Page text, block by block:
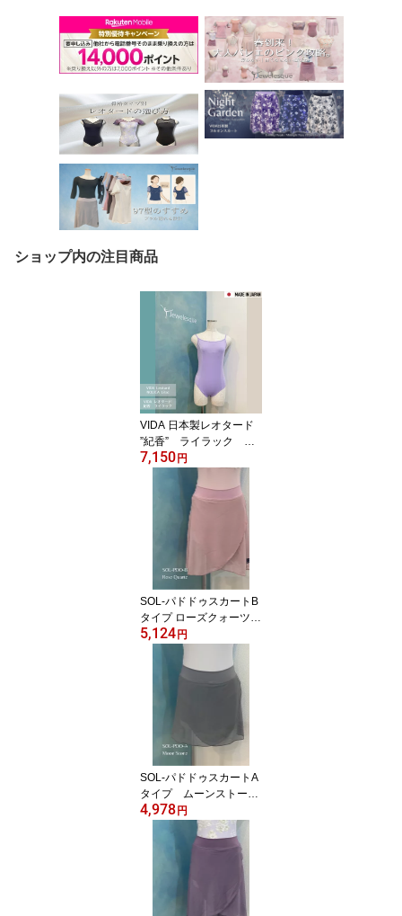
ショップ内の注目商品
VIDA 日本製レオタード
”紀香” ライラック キ
ャミソールレオタード
vida-nolica-lilac
7,150円
SOL-パドドゥスカートB
タイプ ローズクォーツ
Jewelesqueオリジナルs
ol-pdd-b-rosequartz
5,124円
SOL-パドドゥスカートA
タイプ ムーンストーン
Jewelesqueオリジナルs
ol-pdd-a-moonstone
4,978円